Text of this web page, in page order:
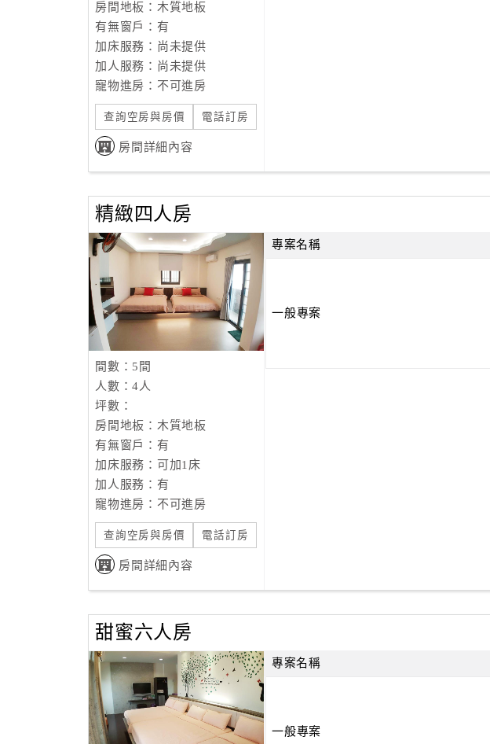
房間地板：木質地板
有無窗戶：有
加床服務：尚未提供
加人服務：尚未提供
寵物進房：不可進房
查詢空房與房價 電話訂房
房間詳細內容
精緻四人房
間數：5間
人數：4人
坪數：
房間地板：木質地板
有無窗戶：有
加床服務：可加1床
加人服務：有
寵物進房：不可進房
查詢空房與房價 電話訂房
房間詳細內容
專案名稱
一般專案
甜蜜六人房
專案名稱
一般專案